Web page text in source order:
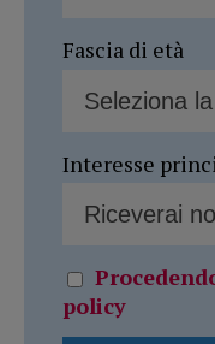
Fascia di età
Interesse
policy